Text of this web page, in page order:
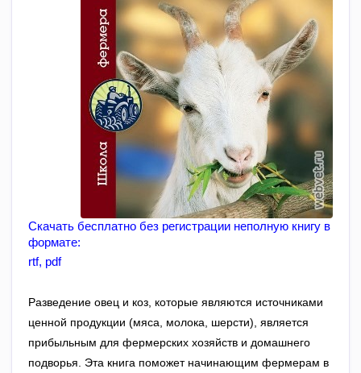
Скачать бесплатно без регистрации неполную книгу в
формате:
rtf, pdf
Разведение овец и коз, которые являются источниками
ценной продукции (мяса, молока, шерсти), является
прибыльным для фермерских хозяйств и домашнего
подворья. Эта книга поможет начинающим фермерам в